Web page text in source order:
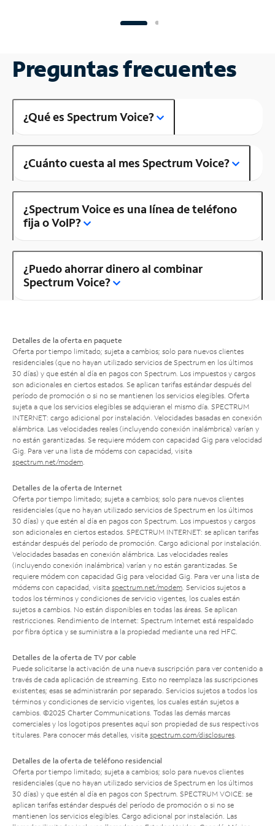
Preguntas frecuentes
¿Qué es Spectrum Voice?
¿Cuánto cuesta al mes Spectrum Voice?
¿Spectrum Voice es una línea de teléfono
fija o VoIP?
¿Puedo ahorrar dinero al combinar
Spectrum Voice?
Detalles de la oferta en paquete
Oferta por tiempo limitado; sujeta a cambios; solo para nuevos clientes
residenciales (que no hayan utilizado servicios de Spectrum en los últimos
30 días) y que estén al día en pagos con Spectrum. Los impuestos y cargos
son adicionales en ciertos estados. Se aplican tarifas estándar después del
período de promoción o si no se mantienen los servicios elegibles. Oferta
sujeta a que los servicios elegibles se adquieran el mismo día. SPECTRUM
INTERNET: cargo adicional por instalación. Velocidades basadas en conexión
alámbrica. Las velocidades reales (incluyendo conexión inalámbrica) varían y
no están garantizadas. Se requiere módem con capacidad Gig para velocidad
Gig. Para ver una lista de módems con capacidad, visita
spectrum.net/modem
Detalles de la oferta de Internet
Oferta por tiempo limitado; sujeta a cambios; solo para nuevos clientes
residenciales (que no hayan utilizado servicios de Spectrum en los últimos
30 días) y que estén al día en pagos con Spectrum. Los impuestos y cargos
son adicionales en ciertos estados. SPECTRUM INTERNET: se aplican tarifas
estándar después del período de promoción. Cargo adicional por instalación.
Velocidades basadas en conexión alámbrica. Las velocidades reales
(incluyendo conexión inalámbrica) varían y no están garantizadas. Se
requiere módem con capacidad Gig para velocidad Gig. Para ver una lista de
módems con capacidad, visita spectrum.net/modem . Servicios sujetos a
todos los términos y condiciones de servicio vigentes, los cuales están
sujetos a cambios. No están disponibles en todas las áreas. Se aplican
restricciones. Rendimiento de Internet: Spectrum Internet está respaldado
por fibra óptica y se suministra a la propiedad mediante una red HFC.
Detalles de la oferta de TV por cable
Puede solicitarse la activación de una nueva suscripción para ver contenido a
través de cada aplicación de streaming. Esto no reemplaza las suscripciones
existentes; esas se administrarán por separado. Servicios sujetos a todos los
términos y condiciones de servicio vigentes, los cuales están sujetos a
cambios. ©2025 Charter Communications. Todas las demás marcas
comerciales y los logotipos presentes aquí son propiedad de sus respectivos
titulares. Para conocer más detalles, visita spectrum.com/disclosures
Detalles de la oferta de teléfono residencial
Oferta por tiempo limitado; sujeta a cambios; solo para nuevos clientes
residenciales (que no hayan utilizado servicios de Spectrum en los últimos
30 días) y que estén al día en pagos con Spectrum. SPECTRUM VOICE: se
aplican tarifas estándar después del período de promoción o si no se
mantienen los servicios elegibles. Cargo adicional por instalación. Las